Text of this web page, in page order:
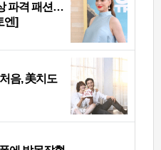
파격 패션…
엔]
음, 美치도